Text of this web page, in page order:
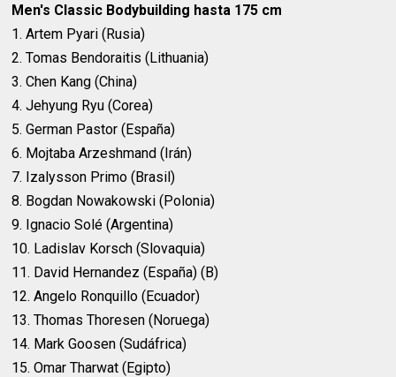
Men's Classic Bodybuilding hasta 175 cm
1. Artem Pyari (Rusia)
2. Tomas Bendoraitis (Lithuania)
3. Chen Kang (China)
4. Jehyung Ryu (Corea)
5. German Pastor (España)
6. Mojtaba Arzeshmand (Irán)
7. Izalysson Primo (Brasil)
8. Bogdan Nowakowski (Polonia)
9. Ignacio Solé (Argentina)
10. Ladislav Korsch (Slovaquia)
11. David Hernandez (España) (B)
12. Angelo Ronquillo (Ecuador)
13. Thomas Thoresen (Noruega)
14. Mark Goosen (Sudáfrica)
15. Omar Tharwat (Egipto)